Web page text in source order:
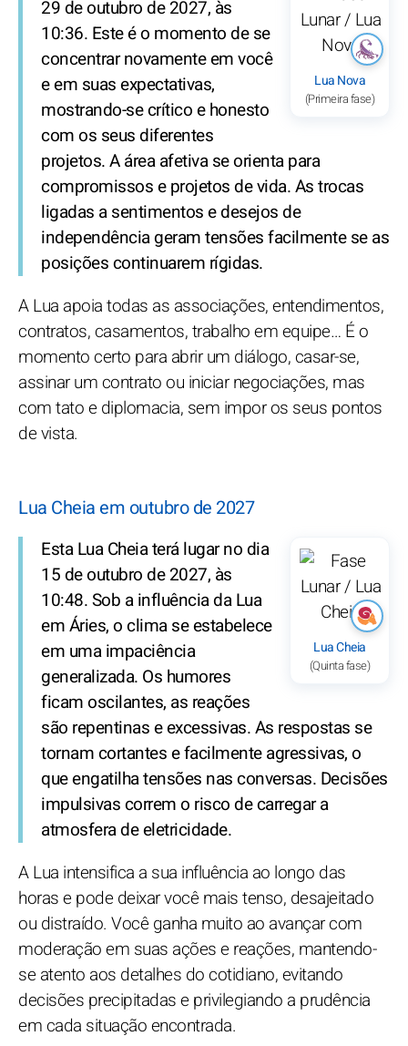
Lua Nova
(Primeira fase)
29 de outubro de 2027, às
10:36. Este é o momento de se
concentrar novamente em você
e em suas expectativas,
mostrando-se crítico e honesto
com os seus diferentes
projetos. A área afetiva se orienta para
compromissos e projetos de vida. As trocas
ligadas a sentimentos e desejos de
independência geram tensões facilmente se as
posições continuarem rígidas.
A Lua apoia todas as associações, entendimentos,
contratos, casamentos, trabalho em equipe… É o
momento certo para abrir um diálogo, casar-se,
assinar um contrato ou iniciar negociações, mas
com tato e diplomacia, sem impor os seus pontos
de vista.
Lua Cheia em outubro de 2027
Lua Cheia
(Quinta fase)
Esta Lua Cheia terá lugar no dia
15 de outubro de 2027, às
10:48. Sob a influência da Lua
em Áries, o clima se estabelece
em uma impaciência
generalizada. Os humores
ficam oscilantes, as reações
são repentinas e excessivas. As respostas se
tornam cortantes e facilmente agressivas, o
que engatilha tensões nas conversas. Decisões
impulsivas correm o risco de carregar a
atmosfera de eletricidade.
A Lua intensifica a sua influência ao longo das
horas e pode deixar você mais tenso, desajeitado
ou distraído. Você ganha muito ao avançar com
moderação em suas ações e reações, mantendo-
se atento aos detalhes do cotidiano, evitando
decisões precipitadas e privilegiando a prudência
em cada situação encontrada.